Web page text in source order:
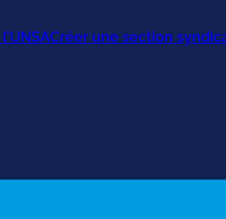
Créer une section